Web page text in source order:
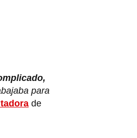
para
de